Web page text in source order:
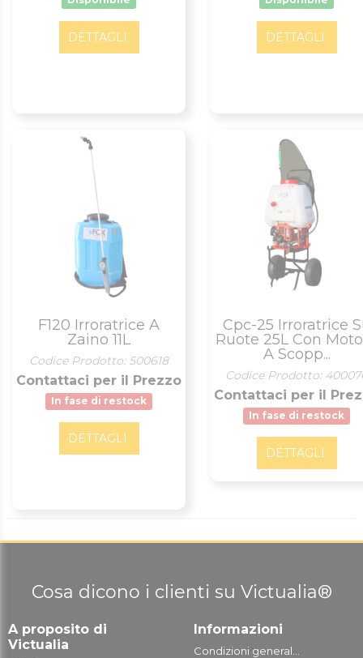
DETTAGLI DETTAGLI
F120 Irroratrice A
Zaino 11L
Codice Prodotto: 500618
Contattaci per il Prezzo
In fase di restock
DETTAGLI
Cpc-25 Irroratrice
Ruote 25L Con
A Scopp...
Codice Prodotto:
Contattaci per il
In fase di restock
DETTAGLI
Cosa dicono i clienti su Victualia®
A proposito di
Victualia
Informazioni
Condizioni general...